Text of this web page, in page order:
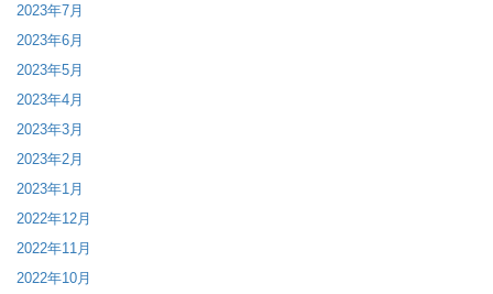
2023年7月
2023年6月
2023年5月
2023年4月
2023年3月
2023年2月
2023年1月
2022年12月
2022年11月
2022年10月